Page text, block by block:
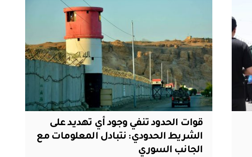
قوات الحدود تنفي وجود أي تهديد على
الشريط الحدودي: نتبادل المعلومات مع
الجانب السوري